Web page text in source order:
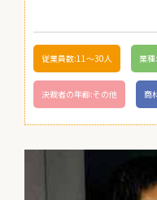
従業員数:11〜30人 業
決裁者の年齢:その他 商